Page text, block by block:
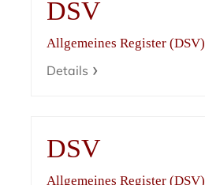
DSV
Allgemeines Register (DSV)
Details
DSV
Allgemeines Register (DSV)